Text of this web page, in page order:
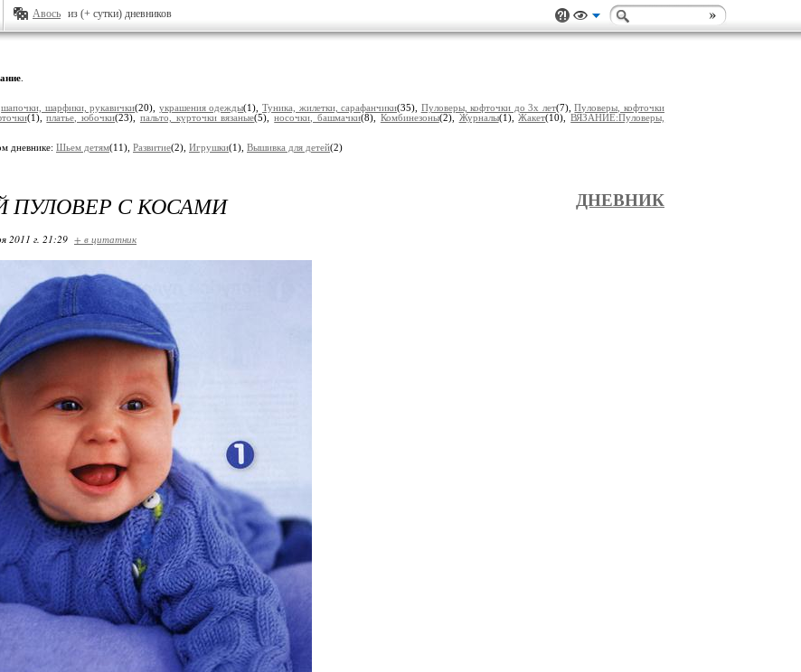
Авось из (+ сутки) дневников
шапочки, шарфики, рукавички(20), украшения одежды(1), Туника, жилетки, сарафанчики(35), Пуловеры, кофточки до 3х лет(7),Пуловеры, кофточки
(1),платье, юбочки(23), пальто, курточки вязаные(5),носочки, башмачки(8), Комбинезоны(2), Журналы(1),Жакет(10),ВЯЗАНИЕ:Пуловеры,
дневнике: Шьем детям(11), Развитие(2), Игрушки(1), Вышивка для детей(2)
ПУЛОВЕР С КОСАМИ ДНЕВНИК
2011 г. 21:29 + в цитатник